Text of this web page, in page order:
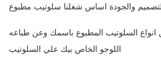
والجودة اساس شغلنا سلوتيب مطبوع
السلوتيب المطبوع باسمك وعن طباعه
اللوجو الخاص بيك علي السلوتيب